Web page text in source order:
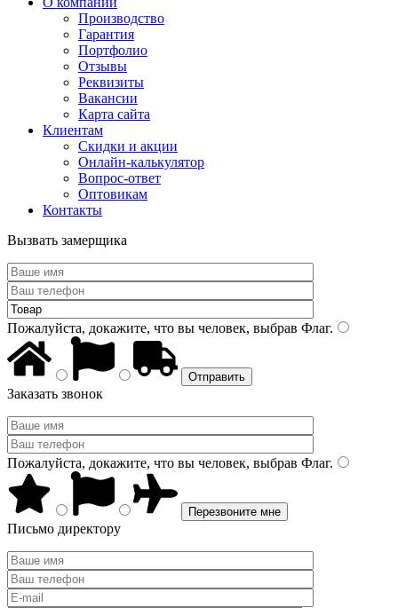
Производство
Гарантия
Портфолио
Отзывы
Реквизиты
Вакансии
Карта сайта
Клиентам
Скидки и акции
Онлайн-калькулятор
Вопрос-ответ
Оптовикам
Контакты
Вызвать замерщика
Пожалуйста, докажите, что вы человек, выбрав Флаг.
Заказать звонок
Пожалуйста, докажите, что вы человек, выбрав Флаг.
Письмо директору